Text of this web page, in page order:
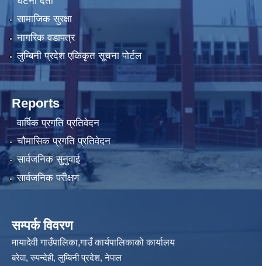
सामाजिक सुरक्षा
नागरिक वडापत्र
लुम्बिनी प्रदेश एकिकृत सूचना पोर्टल
Reports
वार्षिक प्रगति प्रतिवेदन
चौमासिक प्रगति प्रतिवेदन
सार्वजनिक सुनुवाई
सार्वजनिक परीक्षण
सम्पर्क विवरण
मायादेवी गाउँपालिका,गाउँ कार्यपालिकाको कार्यालय
बरेवा, रुपन्देही, लुम्बिनी प्रदेश, नेपाल